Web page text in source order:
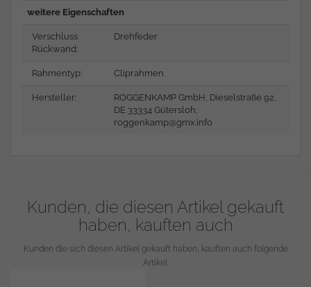
weitere Eigenschaften
Verschluss
Rückwand:
Drehfeder
Rahmentyp: Cliprahmen
Hersteller:
ROGGENKAMP GmbH, Dieselstraße 92,
DE 33334 Gütersloh,
roggenkamp@gmx.info
Kunden, die diesen Artikel gekauft
haben, kauften auch
Kunden die sich diesen Artikel gekauft haben, kauften auch folgende
Artikel.